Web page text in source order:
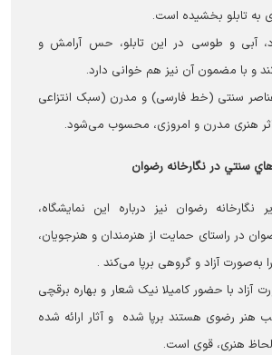
به تابلو بخشیده است.
آبی و طوسی در این تابلو، حس آرامش و
و با مضمون آن نیز هم خوانی دارد.
عناصر سنتی (خط فارسی) و مدرن (سبک انتزاعی
هنری مدرن و امروزی، محسوب می‌شود.
سنتي در نگارخانه رضوان
رضوان نیز درباره این نمایشگاه،
در راستای حمایت از هنرمندان و هنرجویان،
به‌صورت آزاد و گروهی برپا می‌کند .
آزاد با حضور کامیلا نیک شعار و بهاره برقچی
هنر رضوی هستند برپا شده و آثار ارائه شده
لحاظ هنری، قوی است.